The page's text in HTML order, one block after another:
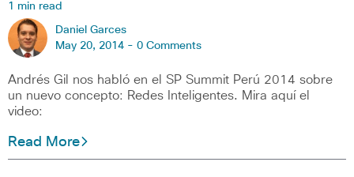
1 min read
Daniel Garces
May 20, 2014 - 0 Comments
Andrés Gil nos habló en el SP Summit Perú 2014 sobre
un nuevo concepto: Redes Inteligentes. Mira aquí el
video:
Read More